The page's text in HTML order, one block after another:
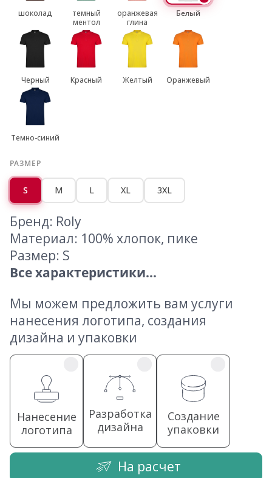
шоколад
темный
ментол
оранжевая
глина
Белый
Черный Красный Желтый Оранжевый
Темно-синий
РАЗМЕР
S M L XL 3XL
Бренд: Roly
Материал: 100% хлопок, пике
Размер: S
Все характеристики...
Мы можем предложить вам услуги
нанесения логотипа, создания
дизайна и упаковки
Нанесение
логотипа
Разработка
дизайна
Создание
упаковки
На расчет